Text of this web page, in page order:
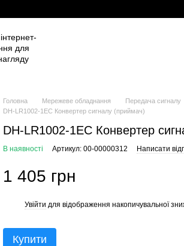
Головна Мережеве обладнання Передача сигналу
DH-LR1002-1EC Конвертер сигналу (приймач)
DH-LR1002-1EC Конвертер
В наявності Артикул: 00-00000312 Написати
1 405 грн
Увійти для відображення накопичувальної
Купити